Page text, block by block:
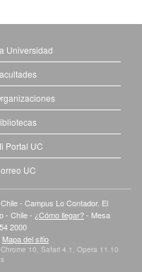
Universidad
Portal UC
UC
- Campus Lo Contador. El
- Chile - ¿Cómo llegar?- Mesa
2000
Mapa del sitio
10, Safari 4.1, Opera 11.10